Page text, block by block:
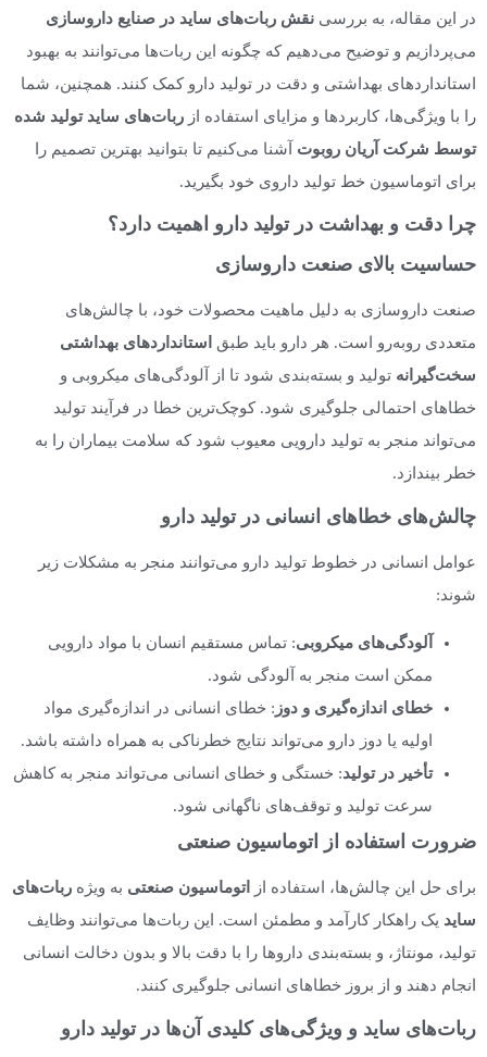
در این مقاله، به بررسی نقش ربات‌های ساید در صنایع داروسازی
می‌پردازیم و توضیح می‌دهیم که چگونه این ربات‌ها می‌توانند به بهبود
استانداردهای بهداشتی و دقت در تولید دارو کمک کنند. همچنین، شما
را با ویژگی‌ها، کاربردها و مزایای استفاده از ربات‌های ساید تولید شده
توسط شرکت آریان روبوت آشنا می‌کنیم تا بتوانید بهترین تصمیم را
برای اتوماسیون خط تولید داروی خود بگیرید.
چرا دقت و بهداشت در تولید دارو اهمیت دارد؟
حساسیت بالای صنعت داروسازی
صنعت داروسازی به دلیل ماهیت محصولات خود، با چالش‌های
متعددی روبه‌رو است. هر دارو باید طبق
استانداردهای بهداشتی
سخت‌گیرانه تولید و بسته‌بندی شود تا از آلودگی‌های میکروبی و
خطاهای احتمالی جلوگیری شود. کوچک‌ترین خطا در فرآیند تولید
می‌تواند منجر به تولید دارویی معیوب شود که سلامت بیماران را به
خطر بیندازد.
چالش‌های خطاهای انسانی در تولید دارو
عوامل انسانی در خطوط تولید دارو می‌توانند منجر به مشکلات زیر
شوند:
آلودگی‌های میکروبی: تماس مستقیم انسان با مواد دارویی
ممکن است منجر به آلودگی شود.
خطای اندازه‌گیری و دوز : خطای انسانی در اندازه‌گیری مواد
اولیه یا دوز دارو می‌تواند نتایج خطرناکی به همراه داشته باشد.
تأخیر در تولید: خستگی و خطای انسانی می‌تواند منجر به کاهش
سرعت تولید و توقف‌های ناگهانی شود.
ضرورت استفاده از اتوماسیون صنعتی
برای حل این چالش‌ها، استفاده از اتوماسیون صنعتی به ویژه ربات‌های
ساید یک راهکار کارآمد و مطمئن است. این ربات‌ها می‌توانند وظایف
تولید، مونتاژ، و بسته‌بندی داروها را با دقت بالا و بدون دخالت انسانی
انجام دهند و از بروز خطاهای انسانی جلوگیری کنند.
ربات‌های ساید و ویژگی‌های کلیدی آن‌ها در تولید دارو